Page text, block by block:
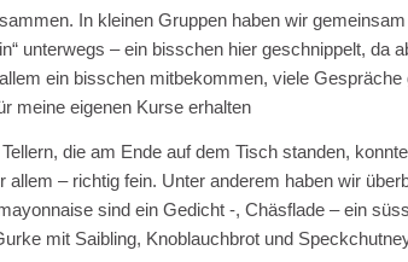
In kleinen Gruppen haben wir
unterwegs – ein bisschen hier geschnippelt, da
ein bisschen mitbekommen, viele
meine eigenen Kurse erhalten
die am Ende auf dem Tisch standen,
allem – richtig fein. Unter anderem haben wir
sind ein Gedicht -, Chäsflade – ein
mit Saibling, Knoblauchbrot und